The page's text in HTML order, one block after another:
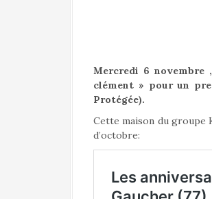
Mercredi 6 novembre
clément » pour un
Protégée).
Cette maison du groupe
d’octobre: